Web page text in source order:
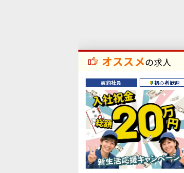
オススメの求人
契約社員 初心者歓迎